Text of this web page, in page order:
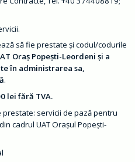
să fie prestate și codul/codurile
Oraș Popești-Leordeni și a
în administrarea sa,
.
lei fără TVA.
servicii de pază pentru
cadrul UAT Orașul Popești-